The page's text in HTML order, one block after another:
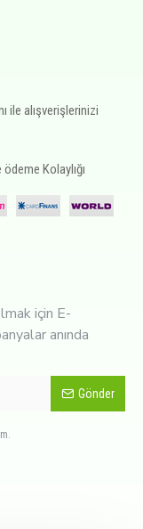
ile alışverişlerinizi
Kolaylığı
için E-
anında
Gönder